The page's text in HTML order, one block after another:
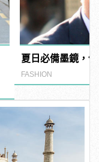
夏日必備墨鏡，
FASHION